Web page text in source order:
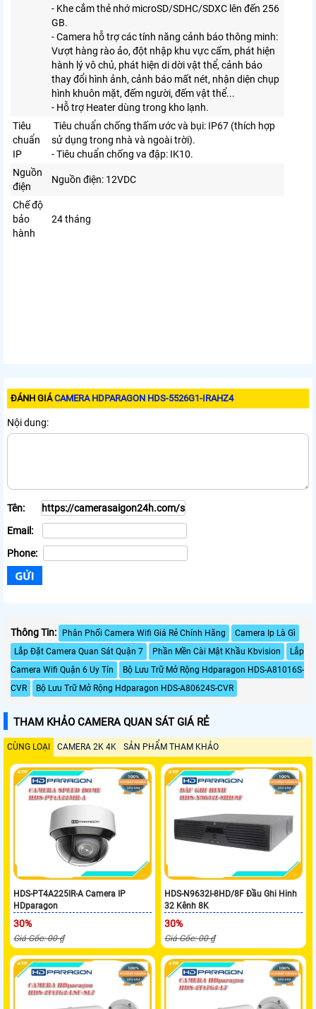
- Khe cắm thẻ nhớ microSD/SDHC/SDXC lên đến 256
GB.
- Camera hỗ trợ các tính năng cảnh báo thông minh:
Vượt hàng rào ảo, đột nhập khu vực cấm, phát hiện
hành lý vô chủ, phát hiện di dời vật thể, cảnh báo
thay đổi hình ảnh, cảnh báo mất nét, nhận diện chụp
hình khuôn mặt, đếm người, đếm vật thể...
- Hỗ trợ Heater dùng trong kho lạnh.
Tiêu
chuẩn
IP
Tiêu chuẩn chống thấm ước và bụi: IP67 (thích hợp
sử dụng trong nhà và ngoài trời).
- Tiêu chuẩn chống va đập: IK10.
Nguồn
điện
Nguồn điện: 12VDC
Chế độ
bảo
hành
24 tháng
ĐÁNH GIÁCAMERA HDPARAGON HDS-5526G1-IRAHZ4
Nội dung:
Tên:
Email:
Phone:
Thông Tin: Phân Phối Camera Wifi Giá Rẻ Chính Hãng
Camera Ip Là Gì
Lắp Đặt Camera Quan Sát Quận 7
Phần Mền Cài Mật Khầu Kbvision
Lắp
Camera Wifi Quận 6 Uy Tín
Bộ Lưu Trữ Mở Rộng Hdparagon HDS-A81016S-
CVR
Bộ Lưu Trữ Mở Rộng Hdparagon HDS-A80624S-CVR
THAM KHẢO CAMERA QUAN SÁT GIÁ RẺ
CÙNG LOẠI CAMERA 2K 4K SẢN PHẨM THAM KHẢO
HDS-PT4A225IR-A Camera IP
HDparagon
30%
Giá Gốc: 00 ₫
HDS-N9632I-8HD/8F Đầu Ghi Hinh
32 Kênh 8K
30%
Giá Gốc: 00 ₫